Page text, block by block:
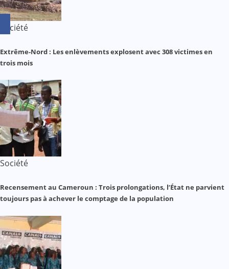
Société
Extrême-Nord : Les enlèvements explosent avec 308 victimes en
trois mois
Société
Recensement au Cameroun : Trois prolongations, l’État ne parvient
toujours pas à achever le comptage de la population